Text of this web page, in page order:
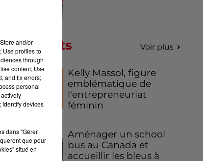
Podcasts Voir plus
Kelly Massol, figure
emblématique de
l'entrepreneuriat
féminin
Aménager un school
bus au Canada et
accueillir les bleus à
and/or
Use profiles to
through
content; Use
and fix errors;
personal
Identify devices
dans "Gérer
que pour
situé en